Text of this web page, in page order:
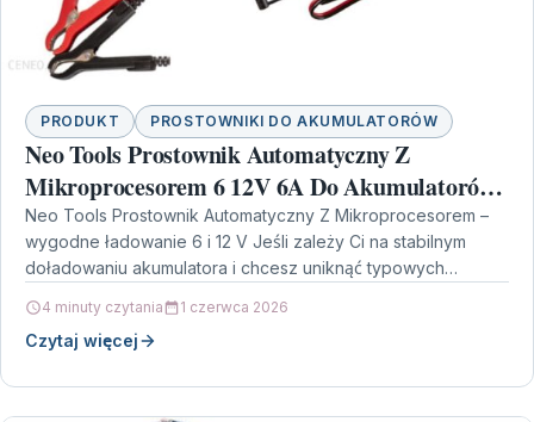
PRODUKT PROSTOWNIKI DO AKUMULATORÓW
Neo Tools Prostownik Automatyczny Z
Mikroprocesorem 6 12V 6A Do Akumulatorów
3 ÷ 150Ah 11892
Neo Tools Prostownik Automatyczny Z Mikroprocesorem –
wygodne ładowanie 6 i 12 V Jeśli zależy Ci na stabilnym
doładowaniu akumulatora i chcesz uniknąć typowych…
4 minuty czytania 1 czerwca 2026
Czytaj więcej